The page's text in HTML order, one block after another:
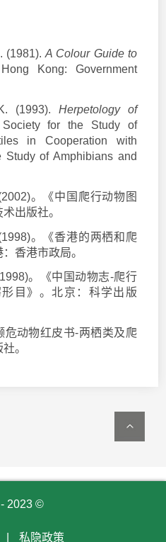
(1981).A Colour Guide to
Kong: Government
(1993). Herpetology of
for the Study of
in Cooperation with
of Amphibians and
。《中国爬行动物图
出版社。
。《香港的两栖和爬
香港市政局。
。《中国动物志-爬行
目》。北京：科学出版
危动物红皮书-两栖类及爬
。
2023 ©
私隐政策